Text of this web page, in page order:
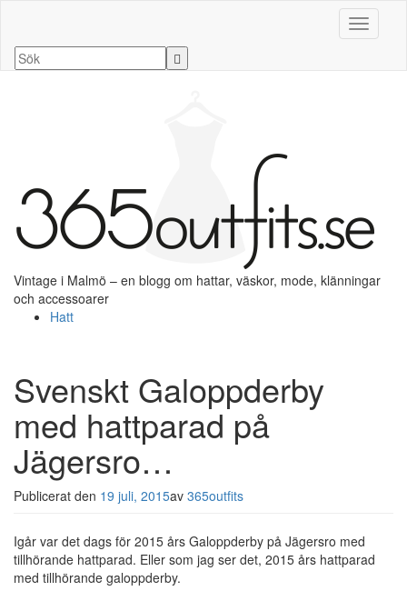
Slå på/
Vintage i Malmö – en blogg om hattar, väskor, mode, klänningar
och accessoarer
Hatt
Svenskt Galoppderby
med hattparad på
Jägersro…
Publicerat den 19 juli, 2015av 365outfits
Igår var det dags för 2015 års Galoppderby på Jägersro med
tillhörande hattparad. Eller som jag ser det, 2015 års hattparad
med tillhörande galoppderby.